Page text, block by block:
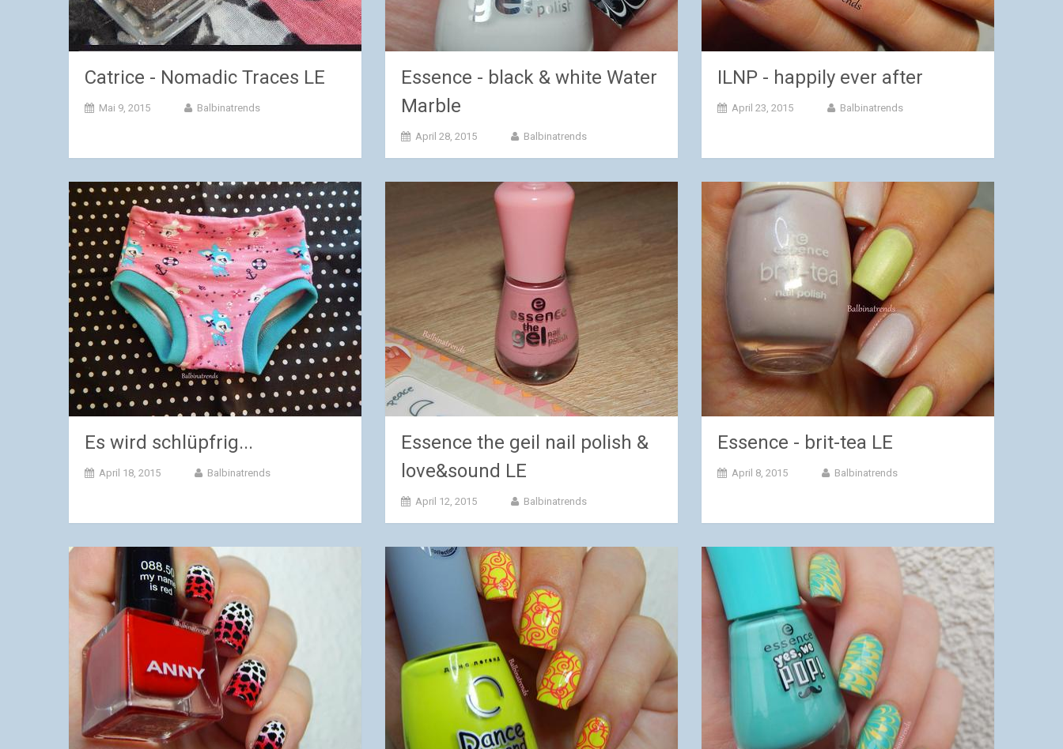
Catrice - Nomadic Traces LE
Mai 9, 2015 Balbinatrends
Essence - black & white Water
Marble
April 28, 2015 Balbinatrends
ILNP - happily ever after
April 23, 2015 Balbinatrends
Es wird schlüpfrig...
April 18, 2015 Balbinatrends
Essence the geil nail polish &
love&sound LE
April 12, 2015 Balbinatrends
Essence - brit-tea LE
April 8, 2015 Balbinatrends